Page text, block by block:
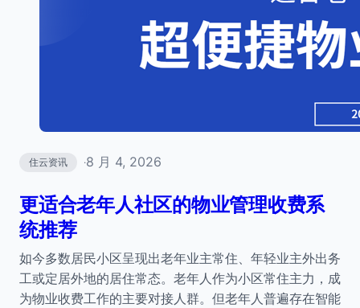
住云资讯 ·8 月 4, 2026
更适合老年人社区的物业管理收费系
统推荐
如今多数居民小区呈现出老年业主常住、年轻业主外出务
工或定居外地的居住常态。老年人作为小区常住主力，成
为物业收费工作的主要对接人群。但老年人普遍存在智能